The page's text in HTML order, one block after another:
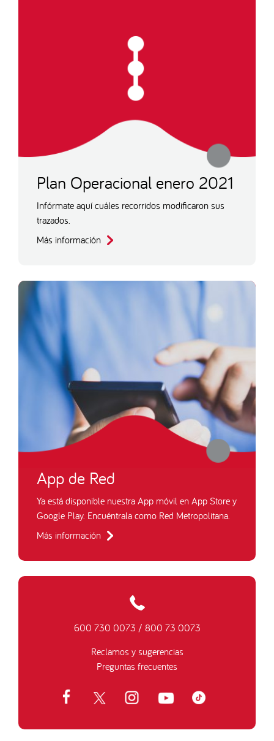
Plan Operacional enero 2021
Infórmate aquí cuáles recorridos modificaron sus
trazados.
Más información
App de Red
Ya está disponible nuestra App móvil en App Store y
Google Play. Encuéntrala como Red Metropolitana.
Más información
600 730 0073 / 800 73 0073
Reclamos y sugerencias
Preguntas frecuentes